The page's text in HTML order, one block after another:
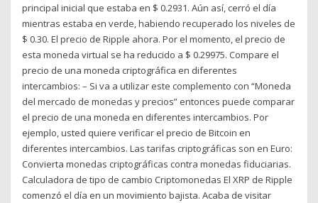
principal inicial que estaba en $ 0.2931. Aún así, cerró el día
mientras estaba en verde, habiendo recuperado los niveles de
$ 0.30. El precio de Ripple ahora. Por el momento, el precio de
esta moneda virtual se ha reducido a $ 0.29975. Compare el
precio de una moneda criptográfica en diferentes
intercambios: – Si va a utilizar este complemento con “Moneda
del mercado de monedas y precios” entonces puede comparar
el precio de una moneda en diferentes intercambios. Por
ejemplo, usted quiere verificar el precio de Bitcoin en
diferentes intercambios. Las tarifas criptográficas son en Euro:
Convierta monedas criptográficas contra monedas fiduciarias.
Calculadora de tipo de cambio Criptomonedas El XRP de Ripple
comenzó el día en un movimiento bajista. Acaba de visitar